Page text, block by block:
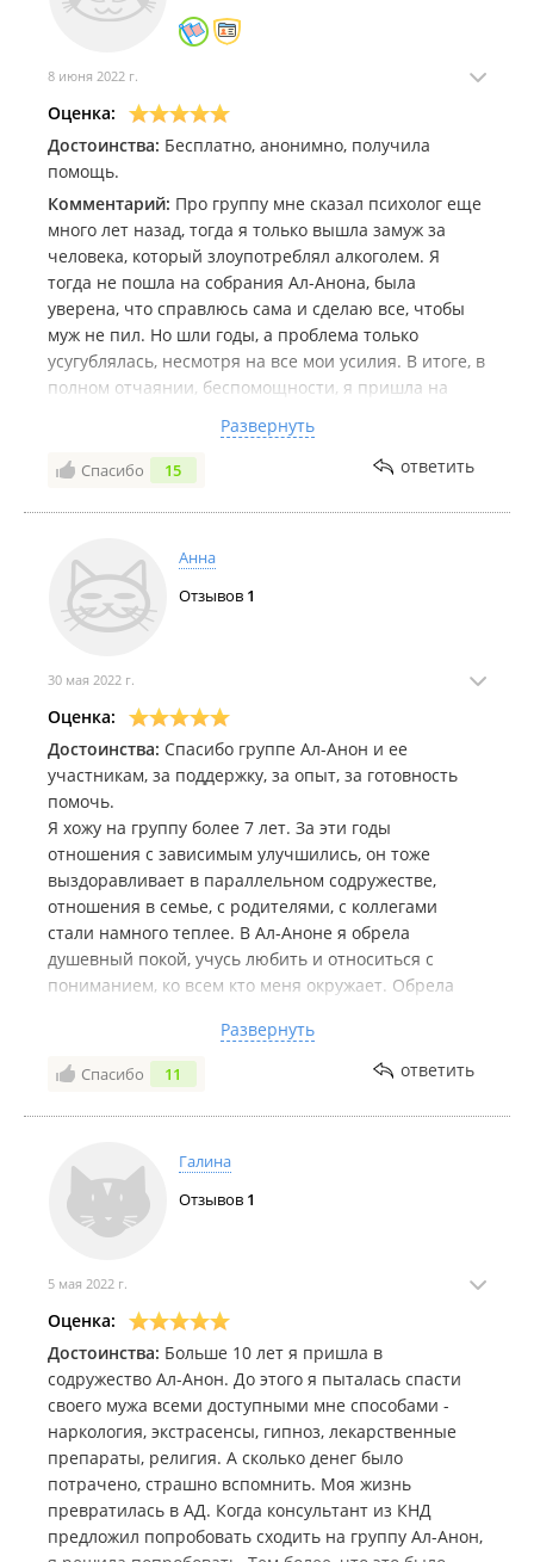
8 июня 2022 г.
Оценка:
Достоинства: Бесплатно, анонимно, получила
помощь.
Комментарий: Про группу мне сказал психолог еще
много лет назад, тогда я только вышла замуж за
человека, который злоупотреблял алкоголем. Я
тогда не пошла на собрания Ал-Анона, была
уверена, что справлюсь сама и сделаю все, чтобы
муж не пил. Но шли годы, а проблема только
усугублялась, несмотря на все мои усилия. В итоге, в
полном отчаянии, беспомощности, я пришла на
женщины) Но оказалось, что все не так как я
представляла. Я увидела людей, которые живут
На собраниях я узнала, что похожие проблемы есть
лучшую сторону. Я слышала много опыта и никто не
раздавал советов. Получила много поддержки, а
также осознала, что я, спасая алкоголика, делала
нужно делать - не делала. И начала учиться жить
по-другому. И жизнь начала меняться. Позитивные
перемены стали происходить в разных сферах
жизни. Рада, что в нашем городе есть эта группа и
что можно получить эту помощь.
Развернуть
Спасибо 15 ответить
Анна
Отзывов 1
30 мая 2022 г.
Оценка:
Достоинства: Спасибо группе Ал-Анон и ее
участникам, за поддержку, за опыт, за готовность
помочь.
Я хожу на группу более 7 лет. За эти годы
отношения с зависимым улучшились, он тоже
выздоравливает в параллельном содружестве,
отношения в семье, с родителями, с коллегами
стали намного теплее. В Ал-Аноне я обрела
душевный покой, учусь любить и относиться с
пониманием, ко всем кто меня окружает. Обрела
это очень важно, нет осуждения, и мне не стыдно
говорить о своих проблемах, потому что знаю, что
рядом со мной люди, у которых это проблемы тоже
были.
Развернуть
Спасибо 11 ответить
Галина
Отзывов 1
5 мая 2022 г.
Оценка:
Достоинства: Больше 10 лет я пришла в
содружество Ал-Анон. До этого я пыталась спасти
своего мужа всеми доступными мне способами -
наркология, экстрасенсы, гипноз, лекарственные
препараты, религия. А сколько денег было
потрачено, страшно вспомнить. Моя жизнь
превратилась в АД. Когда консультант из КНД
предложил попробовать сходить на группу Ал-Анон,